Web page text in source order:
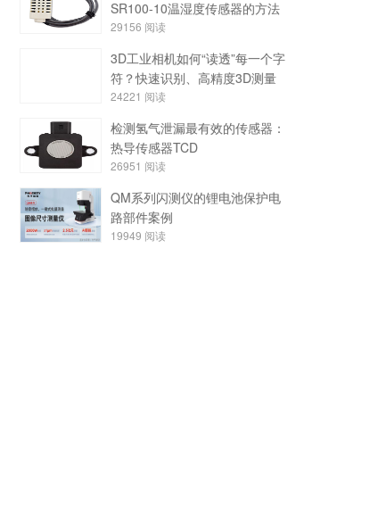
SR100-10温湿度传感器的方法
29156 阅读
3D工业相机如何“读透”每一个字
符？快速识别、高精度3D测量
24221 阅读
检测氢气泄漏最有效的传感器：
热导传感器TCD
26951 阅读
QM系列闪测仪的锂电池保护电
路部件案例
19949 阅读